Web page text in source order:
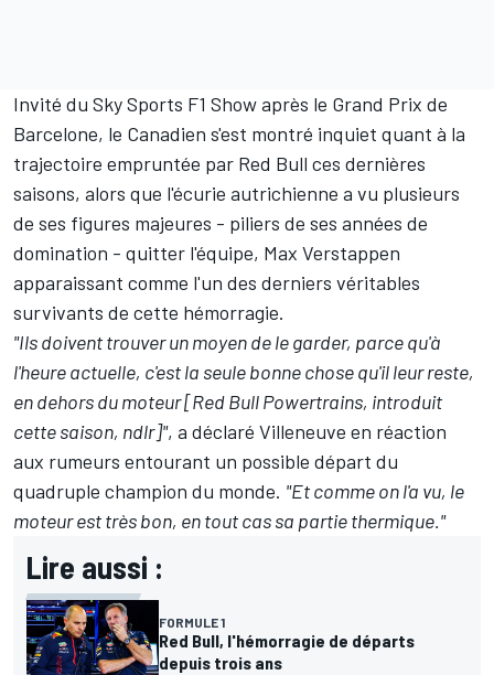
Invité du Sky Sports F1 Show après le Grand Prix de
Barcelone, le Canadien s'est montré inquiet quant à la
trajectoire empruntée par Red Bull ces dernières
saisons, alors que l'écurie autrichienne a vu plusieurs
de ses figures majeures - piliers de ses années de
domination - quitter l'équipe, Max Verstappen
apparaissant comme l'un des derniers véritables
survivants de cette hémorragie.
"Ils doivent trouver un moyen de le garder, parce qu'à
l'heure actuelle, c'est la seule bonne chose qu'il leur reste,
en dehors du moteur [Red Bull Powertrains, introduit
cette saison, ndlr]", a déclaré Villeneuve en réaction
aux rumeurs entourant un possible départ du
quadruple champion du monde. "Et comme on l'a vu, le
moteur est très bon, en tout cas sa partie thermique."
Lire aussi :
FORMULE 1
Red Bull, l'hémorragie de départs
depuis trois ans